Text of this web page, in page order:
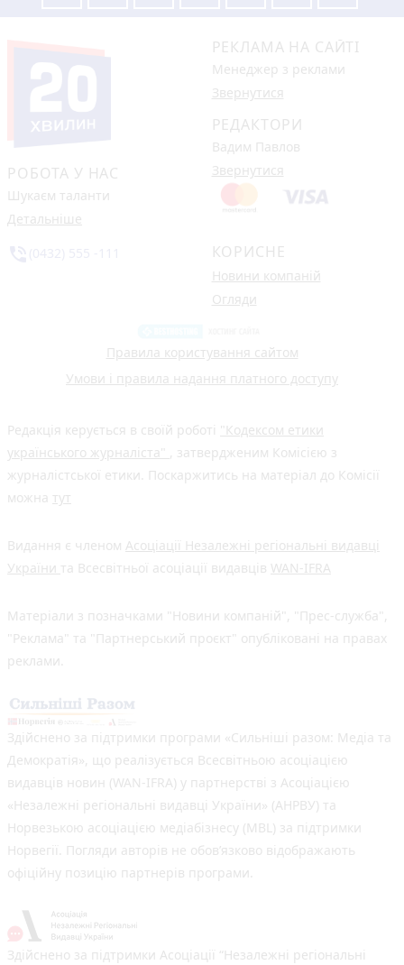
РОБОТА У НАС
Шукаєм таланти
Детальніше
РЕКЛАМА НА САЙТІ
Менеджер з реклами
Звернутися
РЕДАКТОРИ
Вадим Павлов
Звернутися
КОРИСНЕ
Новини компаній
Огляди
Правила користування сайтом
Умови і правила надання платного доступу
Редакція керується в своїй роботі "Кодексом етики
українського журналіста" , затвердженим Комісією з
журналістської етики. Поскаржитись на матеріал до Комісії
можна тут
Видання є членом Асоціації Незалежні регіональні видавці
України та Всесвітньої асоціації видавців WAN-IFRA
Матеріали з позначками "Новини компаній", "Прес-служба",
"Реклама" та "Партнерський проєкт" опубліковані на правах
реклами.
Здійснено за підтримки програми «Сильніші разом: Медіа та
Демократія», що реалізується Всесвітньою асоціацією
видавців новин (WAN-IFRA) у партнерстві з Асоціацією
«Незалежні регіональні видавці України» (АНРВУ) та
Норвезькою асоціацією медіабізнесу (MBL) за підтримки
Норвегії. Погляди авторів не обов’язково відображають
офіційну позицію партнерів програми.
Здійснено за підтримки Асоціації “Незалежні регіональні